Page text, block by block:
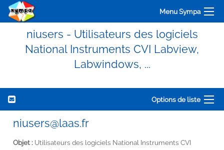
Menu Sympa
niusers - Utilisateurs des logiciels
National Instruments CVI Labview,
Labwindows, ...
Options de liste
niusers@laas.fr
Objet : Utilisateurs des logiciels National Instruments CVI